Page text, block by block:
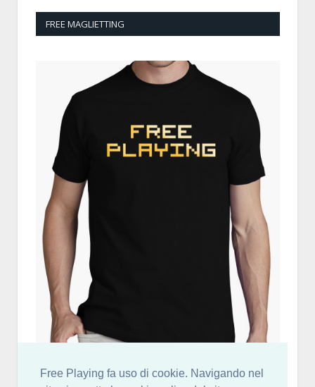
Free Playing fa uso di cookie. Navigando nel
FREE MAGLIETTING